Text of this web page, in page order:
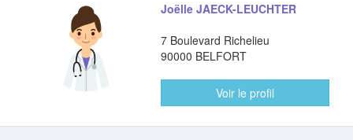
Joëlle JAECK-LEUCHTER
7 Boulevard Richelieu
90000 BELFORT
Voir le profil